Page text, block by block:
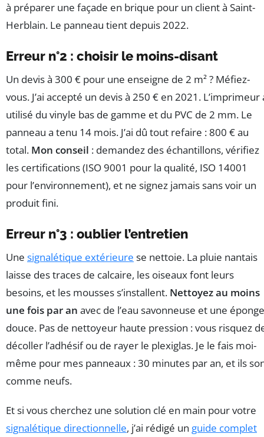
à préparer une façade en brique pour un client à Saint-
Herblain. Le panneau tient depuis 2022.
Erreur n°2 : choisir le moins-disant
Un devis à 300 € pour une enseigne de 2 m² ? Méfiez-
vous. J’ai accepté un devis à 250 € en 2021. L’imprimeur
utilisé du vinyle bas de gamme et du PVC de 2 mm. Le
panneau a tenu 14 mois. J’ai dû tout refaire : 800 € au
total. Mon conseil : demandez des échantillons, vérifiez
les certifications (ISO 9001 pour la qualité, ISO 14001
pour l’environnement), et ne signez jamais sans voir un
produit fini.
Erreur n°3 : oublier l’entretien
Une signalétique extérieure se nettoie. La pluie nantais
laisse des traces de calcaire, les oiseaux font leurs
besoins, et les mousses s’installent. Nettoyez au moins
une fois par an avec de l’eau savonneuse et une éponge
douce. Pas de nettoyeur haute pression : vous risquez
décoller l’adhésif ou de rayer le plexiglas. Je le fais moi-
même pour mes panneaux : 30 minutes par an, et ils
comme neufs.
Et si vous cherchez une solution clé en main pour votre
signalétique directionnelle, j’ai rédigé un guide complet